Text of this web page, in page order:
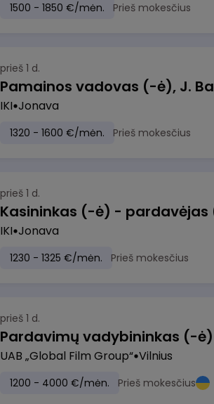
1500 - 1850 €/mėn. Prieš mokesčius
prieš 1 d.
IKI Jonava
1320 - 1600 €/mėn. Prieš mokesčius
prieš 1 d.
IKI Jonava
1230 - 1325 €/mėn. Prieš mokesčius
prieš 1 d.
UAB „Global Film Group“ Vilnius
1200 - 4000 €/mėn. Prieš mokesčius